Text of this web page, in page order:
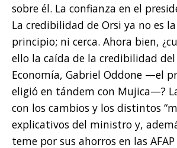
sobre él. La confianza en el
La credibilidad de Orsi ya no es
principio; ni cerca. Ahora bien,
ello la caída de la credibilidad
Economía, Gabriel Oddone —el
eligió en tándem con Mujica—?
con los cambios y los distintos
explicativos del ministro y,
teme por sus ahorros en las